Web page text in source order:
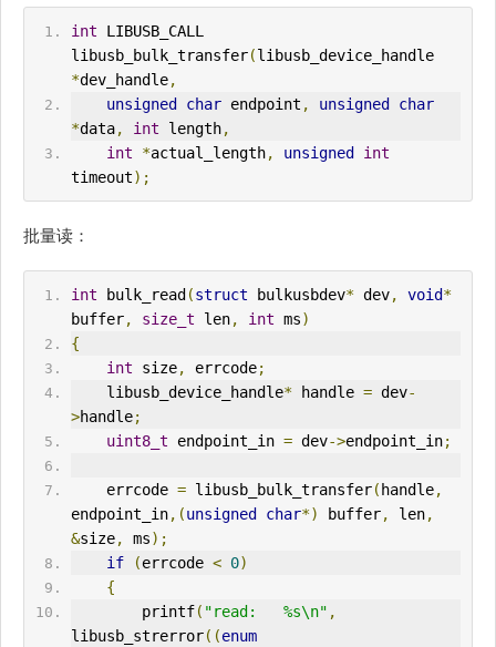
int LIBUSB_CALL
libusb_bulk_transfer(
libusb_device_handle
*dev_handle,
unsigned
char endpoint , unsigned
char
*data, int length,
int
*actual_length, unsigned
int
timeout);
批量读：
int bulk_read (struct bulkusbdev* dev, void*
buffer, size_t len, int ms)
{
int size, errcode;
    libusb_device_handle
* handle = dev-
>handle;
uint8_t endpoint_in = dev->endpoint_in;
    errcode
= libusb_bulk_transfer( handle,
endpoint_in,(unsigned char*) buffer, len,
&size, ms);
if
(errcode < 0)
{
        printf
( "read:   %s\n" ,
libusb_strerror((enum